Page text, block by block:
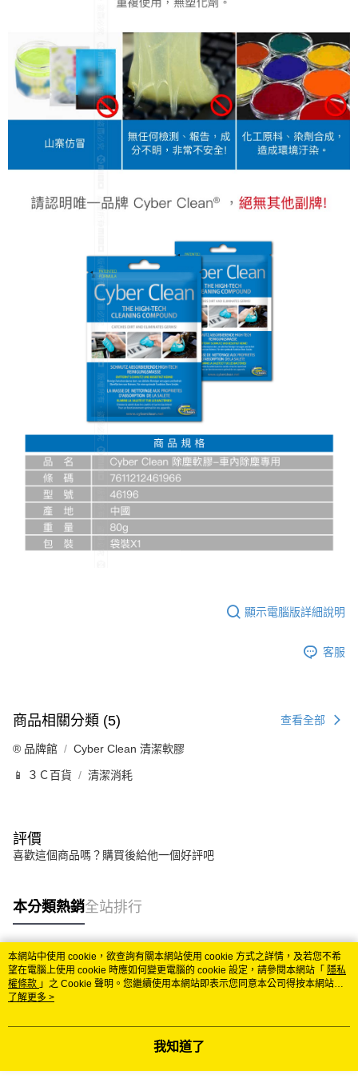
顯示電腦版詳細說明
客服
商品相關分類 (5) 查看全部
®️ 品牌館 Cyber Clean 清潔軟膠
📱 ３Ｃ百貨 清潔消耗
評價
喜歡這個商品嗎？購買後給他一個好評吧
本分類熱銷全站排行
熱門標籤
本網站中使用 cookie，欲查詢有關本網站使用 cookie 方式之詳情，及若您不希
望在電腦上使用 cookie 時應如何變更電腦的 cookie 設定，請參閱本網站「 隱私
權條款 」之 Cookie 聲明。您繼續使用本網站即表示您同意本公司得按本網站使
用條款之 Cookie 聲明使用 cookie。
了解更多 >
我知道了